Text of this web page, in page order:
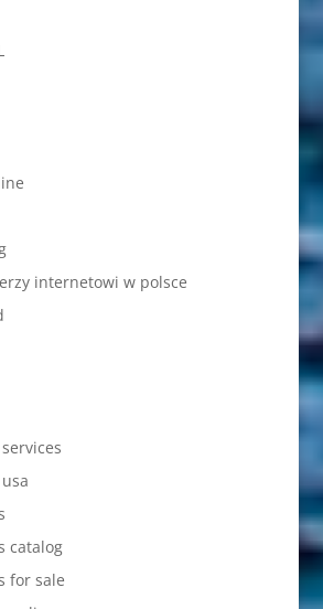
internetowi w polsce
catalog
for sale